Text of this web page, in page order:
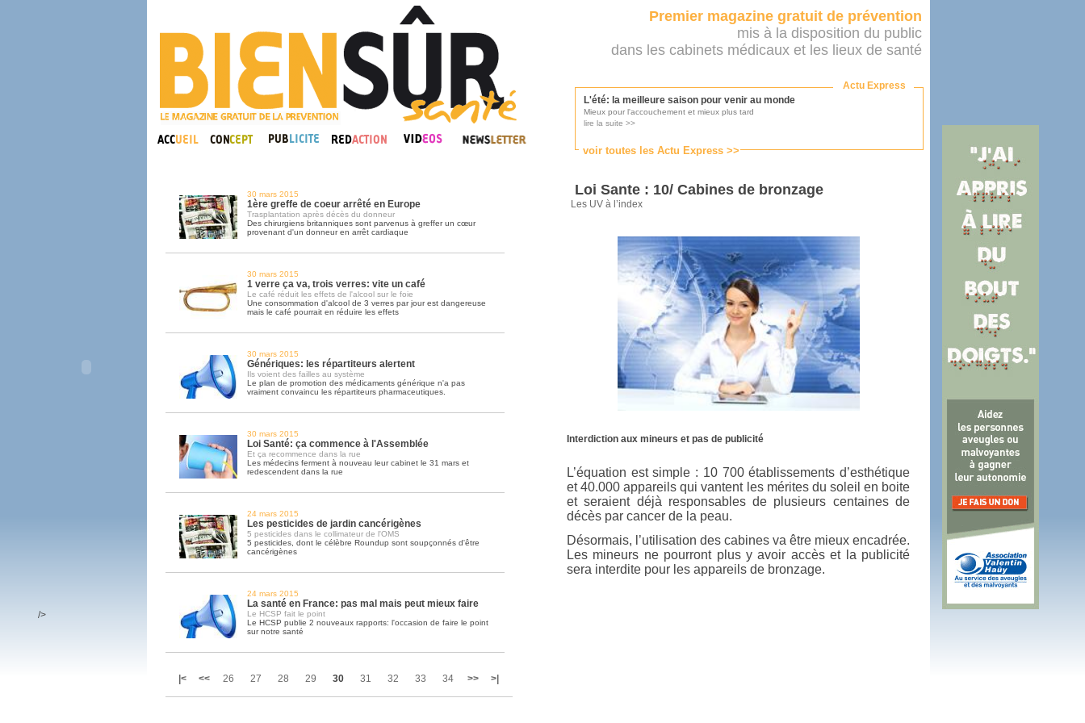
Premier magazine gratuit de prévention
mis à la disposition du public
dans les cabinets médicaux et les lieux de santé
Actu Express
voir toutes les Actu Express >>
L'été: la meilleure saison pour venir au monde
Mieux pour l'accouchement et mieux plus tard
lire la suite >>
Consultés par l'Ordre des médecins, pas par le ministère...
lire la suite >>
Une campagne de pub pour aimer son médecin
La pub au service des praticiens?
lire la suite >>
DMP, l'Arlésienne va devenir réalité
Déploiement prévu au 4ème trimestre 2016
lire la suite >>
Soins palliatifs: 40 millions de plus en 2016
La journée mondiale des soins palliatifs n'a pas été inutile
30 mars 2015
1ère greffe de coeur arrêté en Europe
Trasplantation après décès du donneur
Des chirurgiens britanniques sont parvenus à greffer un cœur
provenant d'un donneur en arrêt cardiaque
30 mars 2015
1 verre ça va, trois verres: vite un café
Le café réduit les effets de l'alcool sur le foie
Une consommation d'alcool de 3 verres par jour est dangereuse
mais le café pourrait en réduire les effets
30 mars 2015
Génériques: les répartiteurs alertent
Ils voient des failles au système
Le plan de promotion des médicaments générique n'a pas
vraiment convaincu les répartiteurs pharmaceutiques.
30 mars 2015
Loi Santé: ça commence à l'Assemblée
Et ça recommence dans la rue
Les médecins ferment à nouveau leur cabinet le 31 mars et
redescendent dans la rue
24 mars 2015
Les pesticides de jardin cancérigènes
5 pesticides dans le collimateur de l'OMS
5 pesticides, dont le célèbre Roundup sont soupçonnés d'être
cancérigènes
24 mars 2015
La santé en France: pas mal mais peut mieux faire
Le HCSP fait le point
Le HCSP publie 2 nouveaux rapports: l'occasion de faire le point
sur notre santé
|< << 26 27 28 29 30 31 32 33 34 >> >|
Loi Sante : 10/ Cabines de bronzage
Les UV à l’index
Interdiction aux mineurs et pas de publicité
L’équation est simple : 10 700 établissements d’esthétique
et 40.000 appareils qui vantent les mérites du soleil en boite
et seraient déjà responsables de plusieurs centaines de
décès par cancer de la peau.
Désormais, l’utilisation des cabines va être mieux encadrée.
Les mineurs ne pourront plus y avoir accès et la publicité
sera interdite pour les appareils de bronzage.
/>